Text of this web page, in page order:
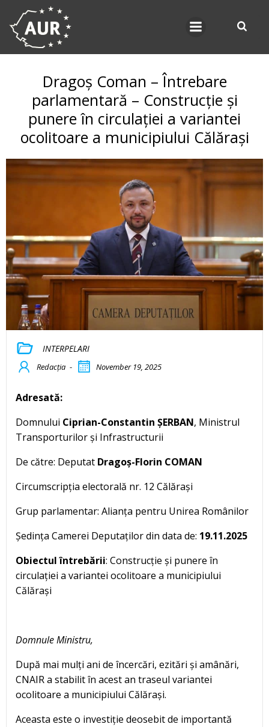
Dragoș Coman – Întrebare
parlamentară – Construcție și
punere în circulației a variantei
ocolitoare a municipiului Călărași
INTERPELARI
Redacția - November 19, 2025
Adresată:
Domnului Ciprian-Constantin ȘERBAN, Ministrul
Transporturilor și Infrastructurii
De către: Deputat Dragoș-Florin COMAN
Circumscripția electorală nr. 12 Călărași
Grup parlamentar: Alianța pentru Unirea Românilor
Ședința Camerei Deputaților din data de: 19.11.2025
Obiectul întrebării: Construcție și punere în
circulației a variantei ocolitoare a municipiului
Călărași
Domnule Ministru,
După mai mulți ani de încercări, ezitări și amânări,
CNAIR a stabilit în acest an traseul variantei
ocolitoare a municipiului Călărași.
Aceasta este o investiție deosebit de importantă